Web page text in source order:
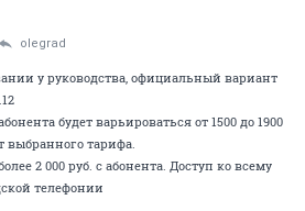
olegrad
у руководства, официальный вариант
будет варьироваться от 1500 до 1900
выбранного тарифа.
2 000 руб. с абонента. Доступ ко всему
телефонии